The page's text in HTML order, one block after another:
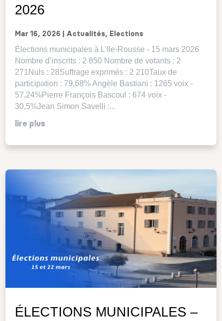
2026
Mar 16, 2026 Actualités, Elections
Élections municipales à L’Ile-Rousse - 15 mars 2026
Nombre d’inscrits : 2 850 Nombre de votants : 2
271Nuls : 28Suffrage exprimés : 2 210Taux de
participation : 79,68% Angèle Bastiani : 1265 voix -
57,24%Pierre François Bascoul : 674 voix -
30,5%Jean Simon Savelli :...
lire plus
ÉLECTIONS MUNICIPALES –